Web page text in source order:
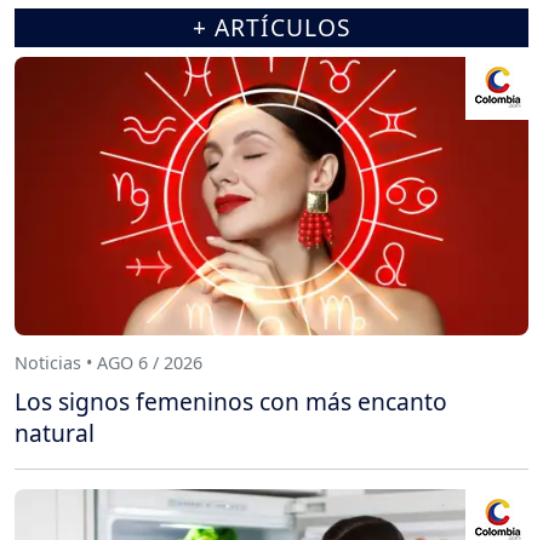
+ ARTÍCULOS
Noticias • AGO 6 / 2026
Los signos femeninos con más encanto
natural